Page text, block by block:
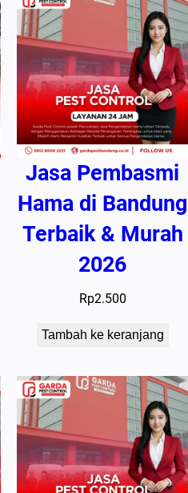
Jasa Pembasmi
Hama di Bandung
Terbaik & Murah
2026
Rp2.500
Tambah ke keranjang